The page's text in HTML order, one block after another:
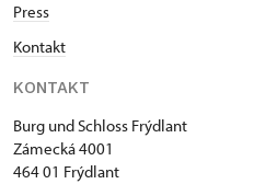
Press
Kontakt
KONTAKT
Burg und Schloss Frýdlant
Zámecká 4001
464 01 Frýdlant